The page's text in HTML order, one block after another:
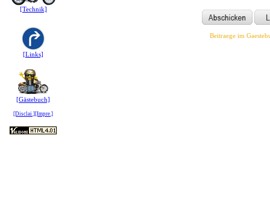
[Technik]
[Links]
[Gästebuch]
[Disclai.][Impre.]
Beitraege im